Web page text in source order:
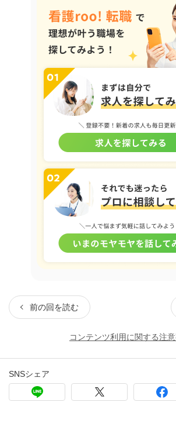
前の回を読む
コンテンツ利用に関する注
SNSシェア